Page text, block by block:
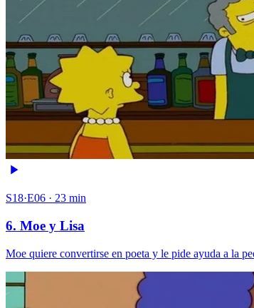
S18·E06 · 23 min
6. Moe y Lisa
Moe quiere convertirse en poeta y le pide ayuda a la